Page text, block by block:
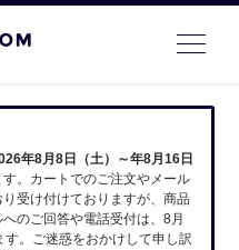
年8月8日（土）～年8月16日
。カートでのご注文やメール
受け付けておりますが、商品
のご回答や電話受付は、8月
。ご迷惑をおかけして申し訳